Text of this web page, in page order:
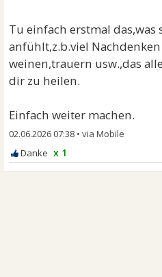
Tu einfach erstmal
anfühlt,z.b.viel
weinen,trauern usw.,das
dir zu heilen.
Einfach weiter machen.
02.06.2026 07:38 •
x 1